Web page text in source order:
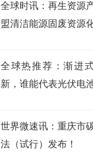
全球时讯：再生资源
盟清洁能源固废资源
全球热推荐：渐进
新，谁能代表光伏电
世界微速讯：重庆市
法（试行）发布！